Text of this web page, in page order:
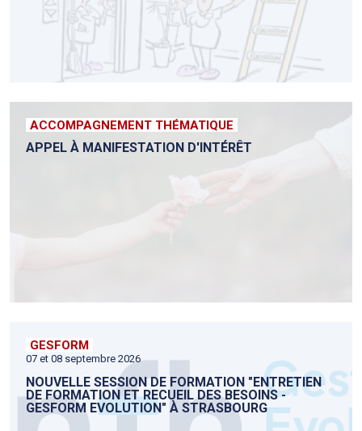
ACCOMPAGNEMENT THÉMATIQUE
APPEL À MANIFESTATION D'INTÉRÊT
GESFORM
07 et 08 septembre 2026
NOUVELLE SESSION DE FORMATION "ENTRETIEN
DE FORMATION ET RECUEIL DES BESOINS -
GESFORM EVOLUTION" À STRASBOURG